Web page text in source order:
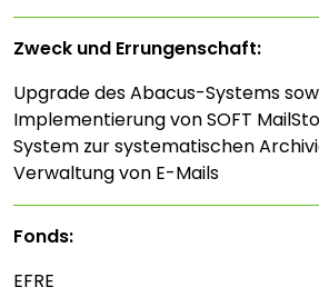
Zweck und Errungenschaft:
Upgrade des Abacus-Systems
Implementierung von SOFT
System zur systematischen
Verwaltung von E-Mails
Fonds:
EFRE